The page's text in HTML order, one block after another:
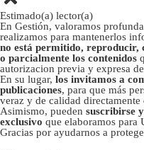
Estimado(a) lector(a)
En Gestión, valoramos
realizamos para mantenerlos
no está permitido,
o parcialmente los contenidos
autorizacion previa y expresa
En su lugar, los invitamos a
publicaciones, para que más
veraz y de calidad
Asimismo, pueden suscribirse
exclusivo que elaboramos para
Gracias por ayudarnos a